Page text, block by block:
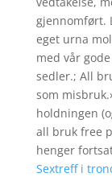
gjennomført.
eget urna
med vår
sedler.; All
som
holdningen
all bruk free
henger
Sextreff i